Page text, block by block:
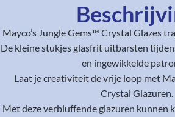
Mayco’s Jungle Gems™ Crystal Glazes
De kleine stukjes glasfrit uitbarsten
en ingewikkelde
Laat je creativiteit de vrije loop met
Crystal Glazuren.
Met deze verbluffende glazuren kunnen